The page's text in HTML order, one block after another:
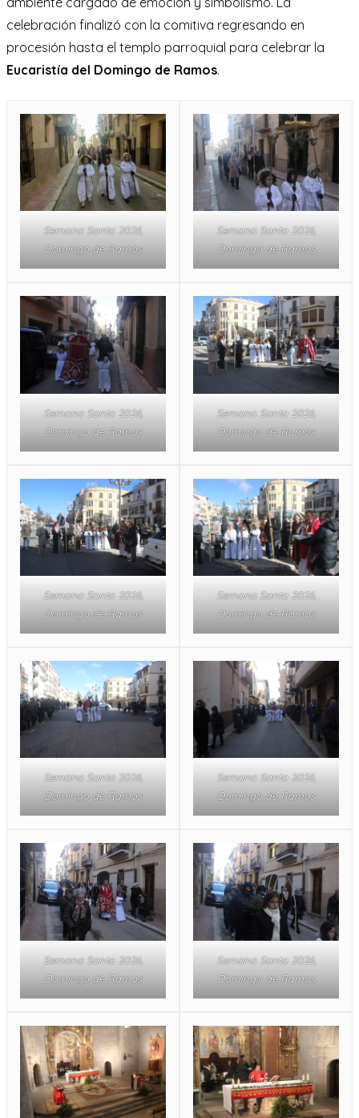
celebración finalizó con la comitiva regresando en
procesión hasta el templo parroquial para celebrar la
Eucaristía del Domingo de Ramos.
Semana Santa 2026,
Domingo de Ramos
Semana Santa 2026,
Domingo de Ramos
Semana Santa 2026,
Domingo de Ramos
Semana Santa 2026,
Domingo de Ramos
Semana Santa 2026,
Domingo de Ramos
Semana Santa 2026,
Domingo de Ramos
Semana Santa 2026,
Domingo de Ramos
Semana Santa 2026,
Domingo de Ramos
Semana Santa 2026,
Domingo de Ramos
Semana Santa 2026,
Domingo de Ramos